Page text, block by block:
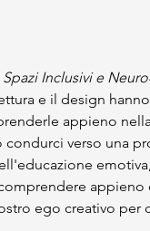
Spazi Inclusivi e
e il design
appieno
verso una
appieno
ego creativo per